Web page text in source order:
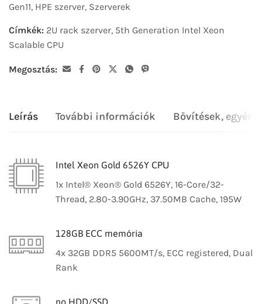
Gen11, HPE szerver, Szerverek
Címkék: 2U rack szerver, 5th Generation Intel Xeon
Scalable CPU
Megosztás:
Leírás További információk Bővítések,
Intel Xeon Gold 6526Y CPU
1x Intel® Xeon® Gold 6526Y, 16-Core/32-
Thread, 2.80-3.90GHz, 37.50MB Cache, 195W
128GB ECC memória
4x 32GB DDR5 5600MT/s, ECC registered, Dual
Rank
no HDD/SSD